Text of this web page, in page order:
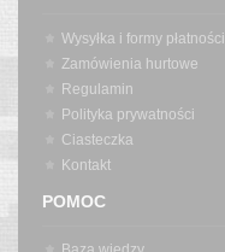
Wysyłka i formy płatności
Zamówienia hurtowe
Regulamin
Polityka prywatności
Ciasteczka
Kontakt
POMOC